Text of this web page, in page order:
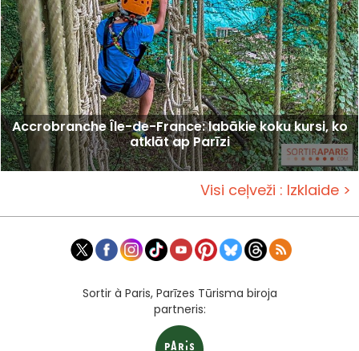
Accrobranche Île-de-France: labākie koku kursi, ko
atklāt ap Parīzi
Visi ceļveži : Izklaide >
Sortir à Paris, Parīzes Tūrisma biroja
partneris: